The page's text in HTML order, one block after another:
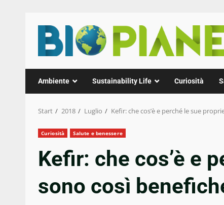
Inhalt
springen
Ambiente Sustainability Life Curiosità
Start 2018 Luglio Kefir: che cos’è e perché le sue
Curiosità Salute e benessere
Kefir: che cos’è e
sono così